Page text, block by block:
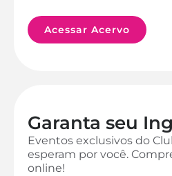
Acessar Acervo
Garanta seu
Eventos exclusivos do
esperam por você.
online!